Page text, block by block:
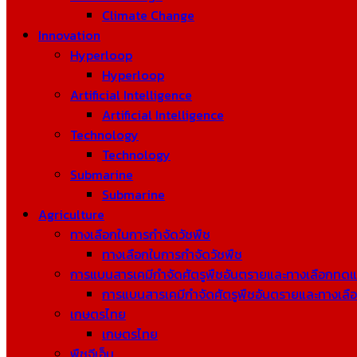
Climate Change
Innovation
Hyperloop
Hyperloop
Artificial Intelligence
Artificial Intelligence
Technology
Technology
Submarine
Submarine
Agriculture
ทางเลือกในการกำจัดวัชพืช
ทางเลือกในการกำจัดวัชพืช
การแบนสารเคมีกำจัดศัตรูพืชอันตรายและทางเลือกทด
การแบนสารเคมีกำจัดศัตรูพืชอันตรายและทางเ
เกษตรไทย
เกษตรไทย